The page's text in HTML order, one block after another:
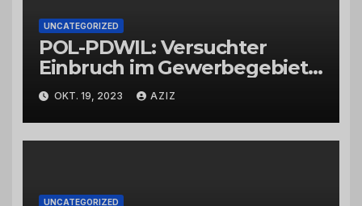
UNCATEGORIZED
POL-PDWIL: Versuchter
Einbruch im Gewerbegebiet
Wittlich
OKT. 19, 2023 AZIZ
UNCATEGORIZED